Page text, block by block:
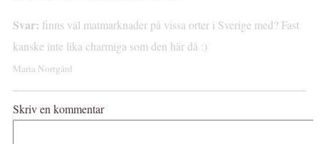
Svar: finns väl matmarknader på vissa orter i Sverige med? Fast
kanske inte lika charmiga som den här då :)
Maria Norrgård
Skriv en kommentar